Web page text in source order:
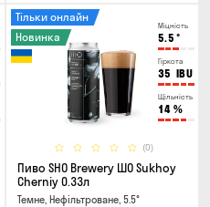
Міцність
5.5 °
Гіркота
35 IBU
Щільність
14 %
(0)
Тільки онлайн
Новинка
Пиво SHO Brewery ШО Sukhoy
Cherniy 0.33л
Темне, Нефільтроване, 5.5°